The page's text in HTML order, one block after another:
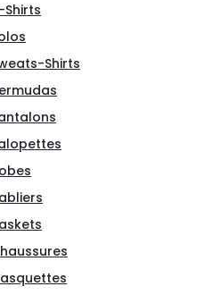
Shirts
Shirts